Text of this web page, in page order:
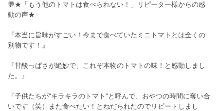
💬★「もう他のトマトは食べられない！」リピーター様からの感
動の声★
『本当に旨味がすごい！今まで食べていたミニトマトとは全くの
別物です！』
『甘酸っぱさが絶妙で、これぞ本物のトマトの味！と感動しまし
た。』
『子供たちが"キラキラのトマト"と呼んで、おやつの時間に奪い合
いです（笑）また食べたい！とねだられたのでリピートしまし